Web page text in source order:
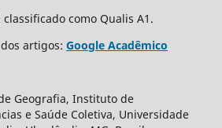
como Qualis A1.
artigos: Google Acadêmico
Geografia, Instituto de
e Saúde Coletiva, Universidade